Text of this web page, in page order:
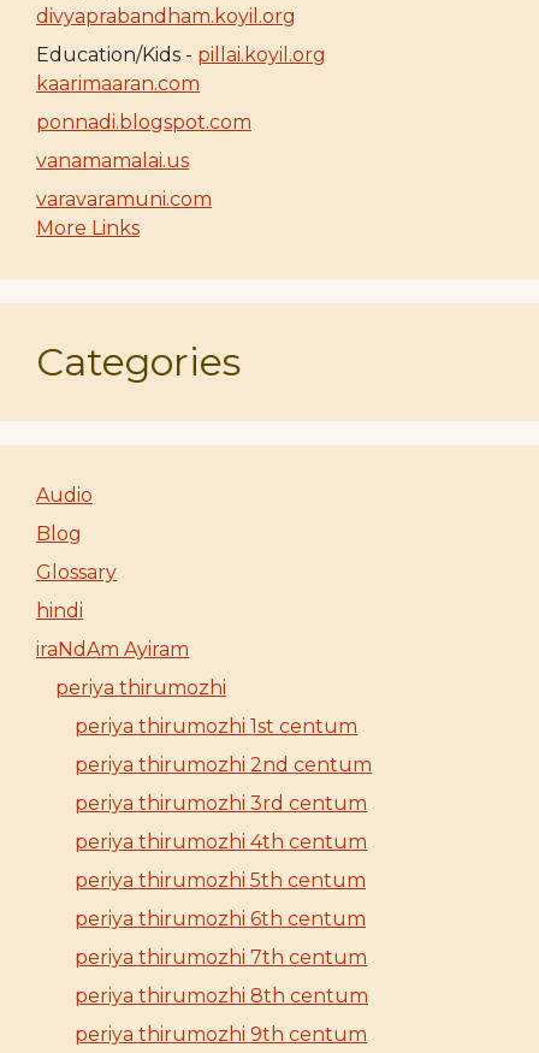
divyaprabandham.koyil.org
Education/Kids - pillai.koyil.org
kaarimaaran.com
ponnadi.blogspot.com
vanamamalai.us
varavaramuni.com
More Links
Categories
Audio
Blog
Glossary
hindi
iraNdAm Ayiram
periya thirumozhi
periya thirumozhi 1st centum
periya thirumozhi 2nd centum
periya thirumozhi 3rd centum
periya thirumozhi 4th centum
periya thirumozhi 5th centum
periya thirumozhi 6th centum
periya thirumozhi 7th centum
periya thirumozhi 8th centum
periya thirumozhi 9th centum